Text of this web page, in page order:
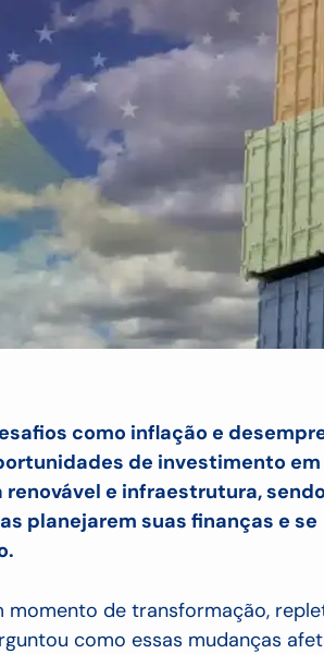
como inflação e
de investimento em
renovável e infraestrutura, sendo
planejarem suas finanças e se
momento de transformação,
como essas mudanças